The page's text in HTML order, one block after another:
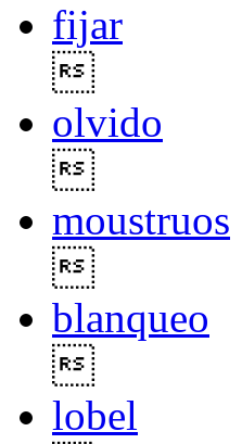
fijar
olvido
moustruos
blanqueo
lobel